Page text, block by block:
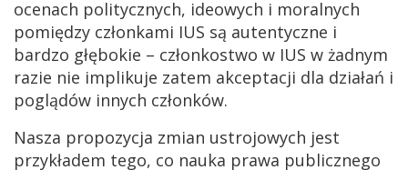
ocenach politycznych, ideowych i moralnych
pomiędzy członkami IUS są autentyczne i
bardzo głębokie – członkostwo w IUS w żadnym
razie nie implikuje zatem akceptacji dla działań i
poglądów innych członków.
Nasza propozycja zmian ustrojowych jest
przykładem tego, co nauka prawa publicznego